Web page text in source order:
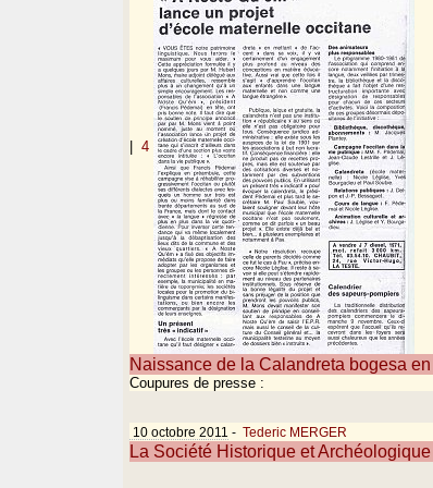
4
Naissance de la Calandreta bogesa
Coupures de presse :
10 octobre 2011 - Tederic MERGER
La Société Historique et